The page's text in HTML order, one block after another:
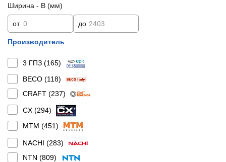
Ширина - B (мм)
от до
Производитель
3 ГПЗ (165)
BECO (118)
CRAFT (237)
CX (294)
MTM (451)
NACHI (283)
NTN (809)